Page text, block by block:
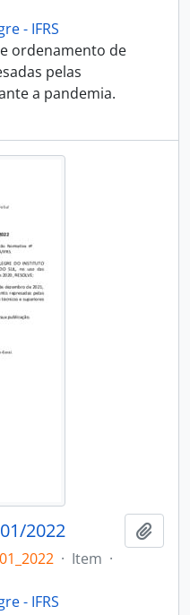
- IFRS
ordenamento de
pelas
a pandemia.
2022
· Item ·
- IFRS